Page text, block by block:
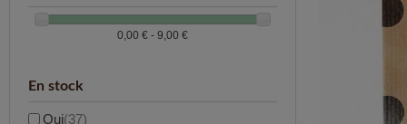
0,00 € - 9,00 €
En stock
Oui(37)